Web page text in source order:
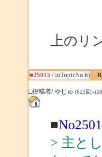
上のリ
■25013 / inTopicNo.6)
□投稿者/ やじゅ (622回)-
■
> 主と